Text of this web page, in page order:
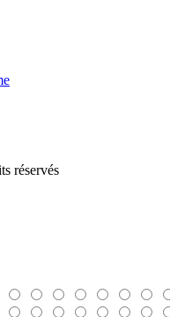
réservés